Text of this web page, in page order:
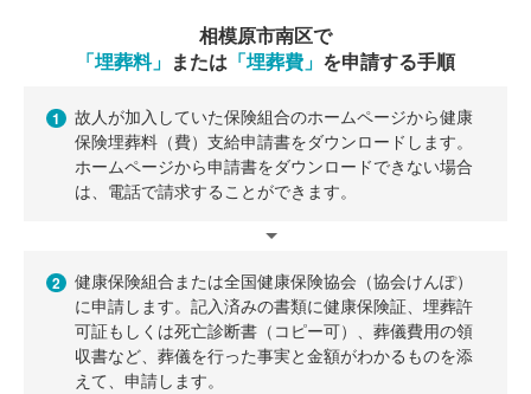
相模原市南区で
「埋葬料」 または 「埋葬費」 を申請する手順
1
故人が加入していた保険組合のホームページから健康
保険埋葬料（費）支給申請書をダウンロードします。
ホームページから申請書をダウンロードできない場合
は、電話で請求することができます。
2
健康保険組合または全国健康保険協会（協会けんぽ）
に申請します。記入済みの書類に健康保険証、埋葬許
可証もしくは死亡診断書（コピー可）、葬儀費用の領
収書など、葬儀を行った事実と金額がわかるものを添
えて、申請します。